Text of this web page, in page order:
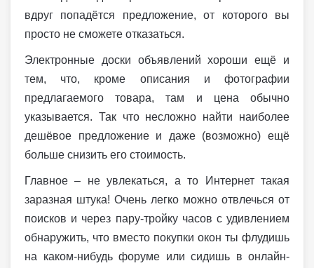
вдруг попадётся предложение, от которого вы
просто не сможете отказаться.
Электронные доски объявлений хороши ещё и
тем, что, кроме описания и фотографии
предлагаемого товара, там и цена обычно
указывается. Так что несложно найти наиболее
дешёвое предложение и даже (возможно) ещё
больше снизить его стоимость.
Главное – не увлекаться, а то Интернет такая
заразная штука! Очень легко можно отвлечься от
поисков и через пару-тройку часов с удивлением
обнаружить, что вместо покупки окон ты флудишь
на каком-нибудь форуме или сидишь в онлайн-